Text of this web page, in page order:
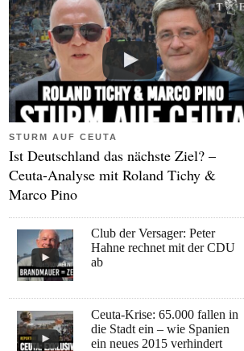
STURM AUF CEUTA
Ist Deutschland das nächste Ziel? –
Ceuta-Analyse mit Roland Tichy &
Marco Pino
Club der Versager: Peter
Hahne rechnet mit der CDU
ab
Ceuta-Krise: 65.000 fallen in
die Stadt ein – wie Spanien
ein neues 2015 verhindert